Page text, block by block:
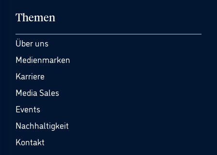
Themen
Über uns
Medienmarken
Karriere
Media Sales
Events
Nachhaltigkeit
Kontakt